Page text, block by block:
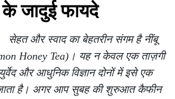
जादुई फायदे
सेहत और स्वाद का बेहतरीन संगम है नींबू
Honey Tea)। यह न केवल एक ताज़गी
और आधुनिक विज्ञान दोनों में इसे एक
है। अगर आप सुबह की शुरुआत कैफीन